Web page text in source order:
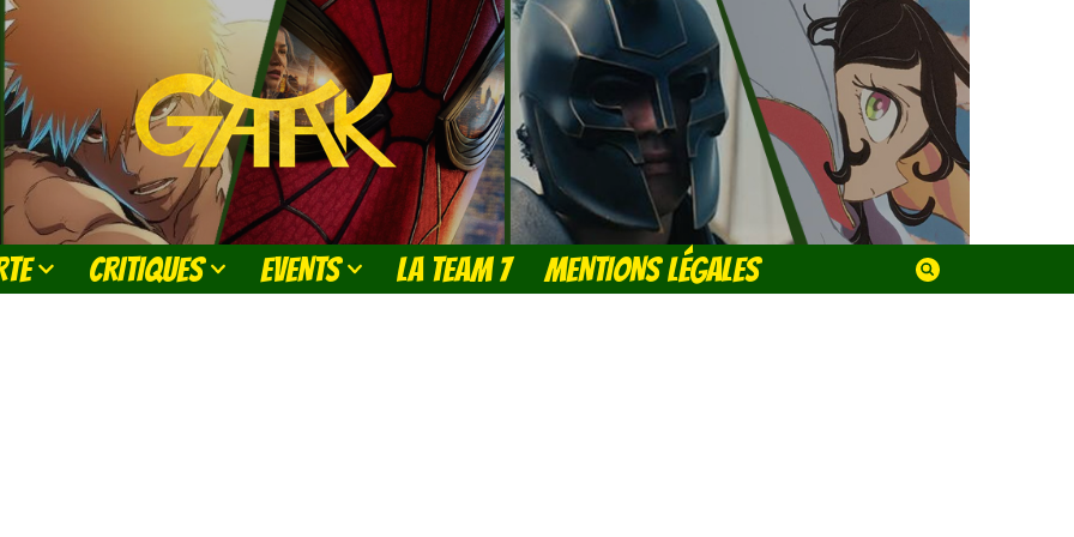
CRITIQUES EVENTS LA TEAM 7 MENTIONS LÉGALES